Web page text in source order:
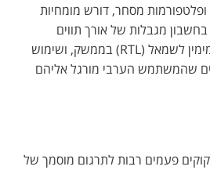
מסחר, דורש מומחיות
מגבלות של אורך תווים
בכפתורים, כיווניות קריאה מימין לשמאל (RTL) בממשק, ושימוש
שהמשתמש הערבי מורגל אליהם
פעמים רבות לתרגום מוסמך של